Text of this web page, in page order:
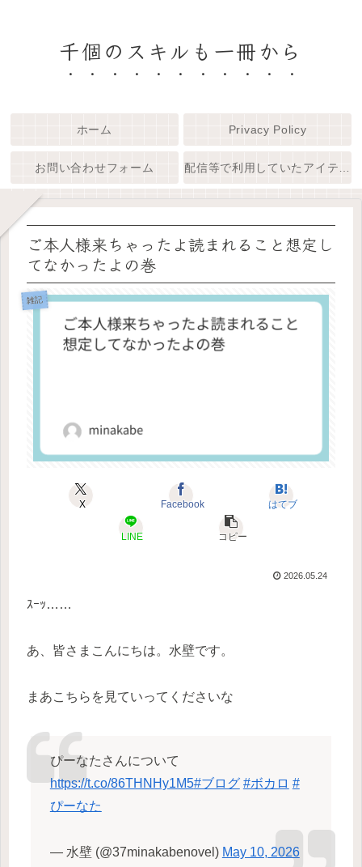
千個のスキルも一冊から
ホーム Privacy Policy
お問い合わせフォーム
ご本人様来ちゃったよ読まれること想定し
てなかったよの巻
雑記
X Facebook はてブ
LINE コピー
2026.05.24
ｽｰｯ……
あ、皆さまこんにちは。水壁です。
まあこちらを見ていってくださいな
ぴーなたさんについて
https://t.co/86THNHy1M5#ブログ #ボカロ #
ぴーなた
— 水壁 (@37minakabenovel) May 10, 2026